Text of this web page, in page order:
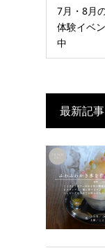
7月・8月
体験イベ
中
最新記事